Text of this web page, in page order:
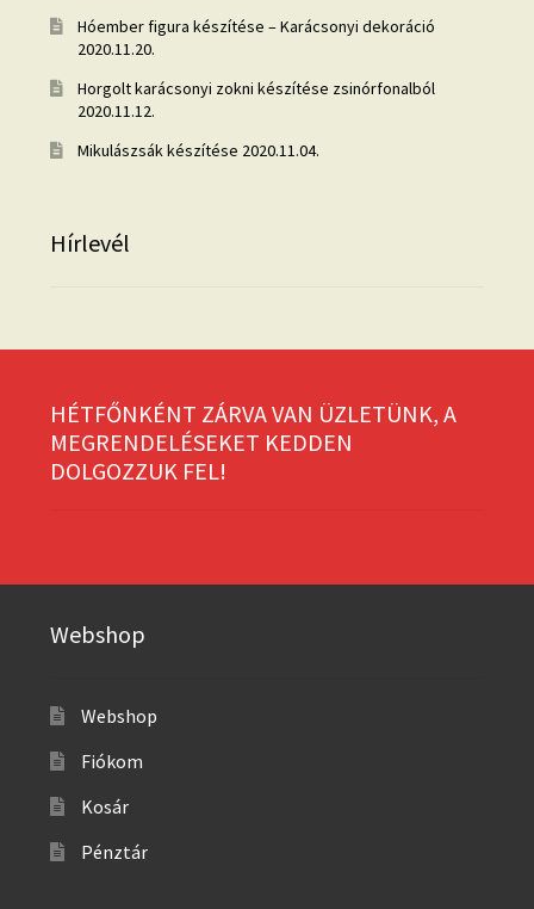
Hóember figura készítése – Karácsonyi dekoráció
2020.11.20.
Horgolt karácsonyi zokni készítése zsinórfonalból
2020.11.12.
Mikulászsák készítése 2020.11.04.
Hírlevél
HÉTFŐNKÉNT ZÁRVA VAN ÜZLETÜNK, A
MEGRENDELÉSEKET KEDDEN
DOLGOZZUK FEL!
Webshop
Webshop
Fiókom
Kosár
Pénztár